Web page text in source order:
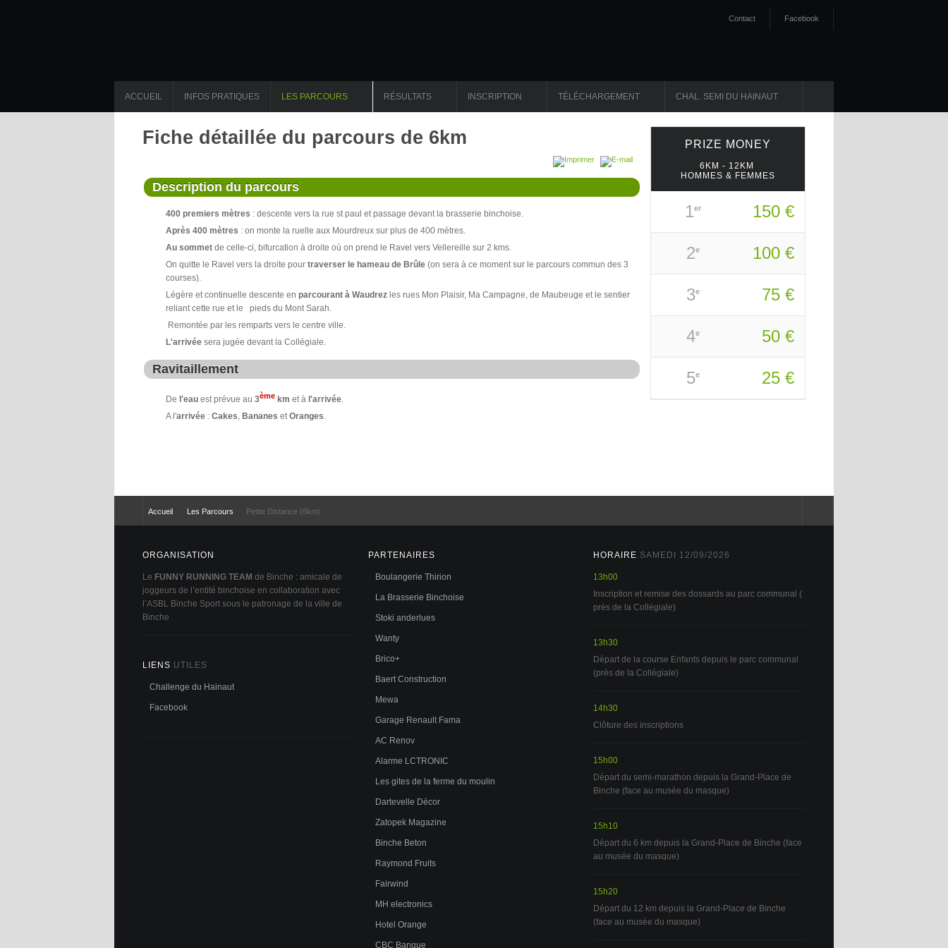
Facebook
Contact
ACCUEIL INFOS PRATIQUES LES PARCOURS RÉSULTATS INSCRIPTION TÉLÉCHARGEMENT CHAL. SEMI DU HAINAUT
Fiche détaillée du parcours de 6km
Description du parcours
400 premiers mètres : descente vers la rue st paul et passage devant la brasserie binchoise.
Après 400 mètres : on monte la ruelle aux Mourdreux sur plus de 400 mètres.
Au sommet de celle-ci, bifurcation à droite où on prend le Ravel vers Vellereille sur 2 kms.
On quitte le Ravel vers la droite pour traverser le hameau de Brûle (on sera à ce moment sur le parcours commun des 3
courses).
Légère et continuelle descente en parcourant à Waudrez les rues Mon Plaisir, Ma Campagne, de Maubeuge et le sentier
reliant cette rue et le pieds du Mont Sarah.
Remontée par les remparts vers le centre ville.
L'arrivée sera jugée devant la Collégiale.
Ravitaillement
De l'eau est prévue au 3ème km et à l'arrivée.
A l'arrivée : Cakes, Bananes etOranges.
PRIZE MONEY
6KM - 12KM
HOMMES & FEMMES
1er 150 €
2e 100 €
3e 75 €
4e 50 €
5e 25 €
Accueil Les Parcours Petite Distance (6km)
ORGANISATION
Le FUNNY RUNNING TEAM de Binche : amicale de
joggeurs de l’entité binchoise en collaboration avec
l’ASBL Binche Sport sous le patronage de la ville de
Binche
LIENS UTILES
Challenge du Hainaut
Facebook
PARTENAIRES
Boulangerie Thirion
La Brasserie Binchoise
Stoki anderlues
Wanty
Brico+
Baert Construction
Mewa
Garage Renault Fama
AC Renov
Alarme LCTRONIC
Les gites de la ferme du moulin
Dartevelle Décor
Zatopek Magazine
Binche Beton
Raymond Fruits
Fairwind
MH electronics
Hotel Orange
CBC Banque
HORAIRE SAMEDI 12/09/2026
13h00
Inscription et remise des dossards au parc communal (
près de la Collégiale)
13h30
Départ de la course Enfants depuis le parc communal
(près de la Collégiale)
14h30
Clôture des inscriptions
15h00
Départ du semi-marathon depuis la Grand-Place de
Binche (face au musée du masque)
15h10
Départ du 6 km depuis la Grand-Place de Binche (face
au musée du masque)
15h20
Départ du 12 km depuis la Grand-Place de Binche
(face au musée du masque)